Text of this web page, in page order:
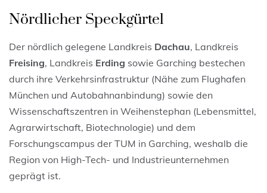
Nördlicher Speckgürtel
Der nördlich gelegene Landkreis Dachau, Landkreis
Freising, Landkreis Erding sowie Garching bestechen
durch ihre Verkehrsinfrastruktur (Nähe zum Flughafen
München und Autobahnanbindung) sowie den
Wissenschaftszentren in Weihenstephan (Lebensmittel,
Agrarwirtschaft, Biotechnologie) und dem
Forschungscampus der TUM in Garching, weshalb die
Region von High-Tech- und Industrieunternehmen
geprägt ist.